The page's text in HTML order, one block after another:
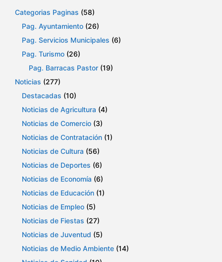
Categorias Paginas (58)
Pag. Ayuntamiento (26)
Pag. Servicios Municipales (6)
Pag. Turismo (26)
Pag. Barracas Pastor (19)
Noticias (277)
Destacadas (10)
Noticias de Agricultura (4)
Noticias de Comercio (3)
Noticias de Contratación (1)
Noticias de Cultura (56)
Noticias de Deportes (6)
Noticias de Economía (6)
Noticias de Educación (1)
Noticias de Empleo (5)
Noticias de Fiestas (27)
Noticias de Juventud (5)
Noticias de Medio Ambiente (14)